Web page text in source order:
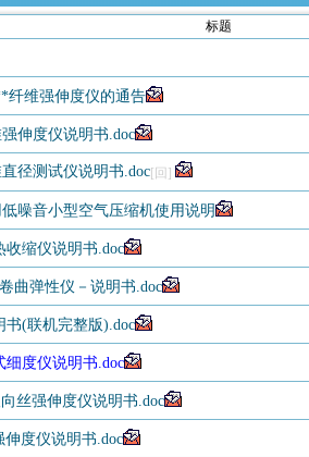
标题
纤维强伸度仪的通告
伸度仪说明书.doc
径测试仪说明书.doc[回]
噪音小型空气压缩机使用说明
收缩仪说明书.doc
曲弹性仪－说明书.doc
书(联机完整版).doc
细度仪说明书.doc
丝强伸度仪说明书.doc
度仪说明书.doc